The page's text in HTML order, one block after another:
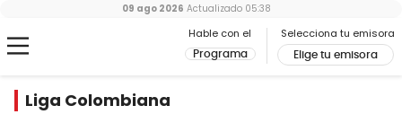
Hable con el
Programa
Selecciona tu emisora
Elige tu emisora
09 ago 2026 Actualizado 05:38
Liga Colombiana